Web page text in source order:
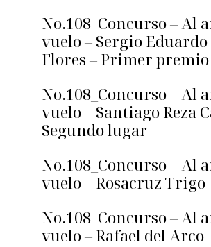
No.108_Concurso – Al
vuelo – Sergio
Flores – Primer premio
No.108_Concurso – Al
vuelo – Santiago Reza
Segundo lugar
No.108_Concurso – Al
vuelo – Rosacruz Trigo
No.108_Concurso – Al
vuelo – Rafael del Arco